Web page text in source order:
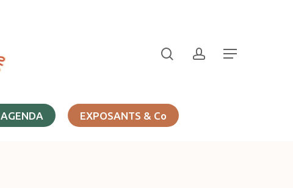
Menu
AGENDA EXPOSANTS & Co